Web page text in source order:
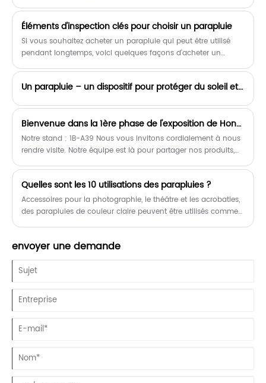
parapluies, avec notre propre département de broderie, de
sérigraphie et de matrice plastique.
Éléments d'inspection clés pour choisir un parapluie
Si vous souhaitez acheter un parapluie qui peut être utilisé
pendant longtemps, voici quelques façons d'acheter un
Un parapluie – un dispositif pour protéger du soleil et de la pluie
Bienvenue dans la 1ère phase de l'exposition de Hong Kong !
Notre stand : 1B-A39 Nous vous invitons cordialement à nous
rendre visite. Notre équipe est là pour partager nos produits,
​Quelles sont les 10 utilisations des parapluies ?
Accessoires pour la photographie, le théâtre et les acrobaties,
des parapluies de couleur claire peuvent être utilisés comme
envoyer une demande